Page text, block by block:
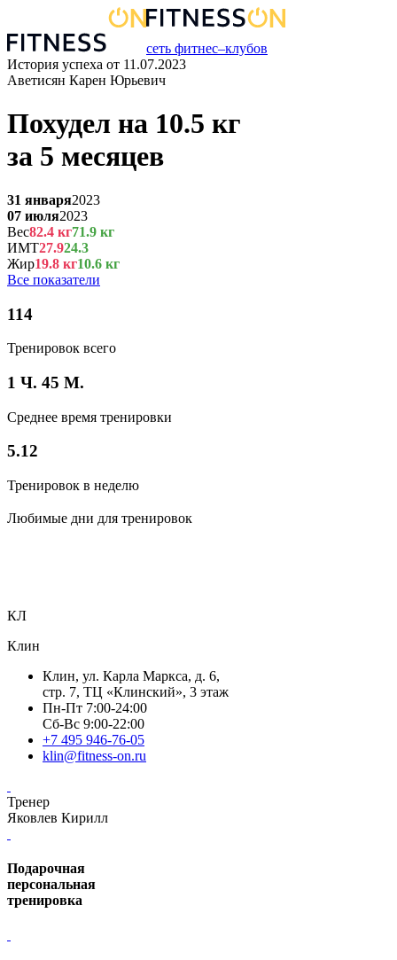
сеть фитнес–клубов
История успеха от 11.07.2023
Аветисян Карен Юрьевич
Похудел на 10.5 кг
за 5 месяцев
31 января2023
07 июля2023
Вес82.4 кг71.9 кг
ИМТ27.924.3
Жир19.8 кг10.6 кг
Все показатели
114
Тренировок всего
1 Ч. 45 М.
Среднее время тренировки
5.12
Тренировок в неделю
Любимые дни для тренировок
КЛ
Клин
Клин, ул. Карла Маркса, д. 6,
стр. 7, ТЦ «Клинский», 3 этаж
Пн-Пт 7:00-24:00
Сб-Вс 9:00-22:00
+7 495 946-76-05
klin@fitness-on.ru
Тренер
Яковлев Кирилл
Подарочная
персональная
тренировка